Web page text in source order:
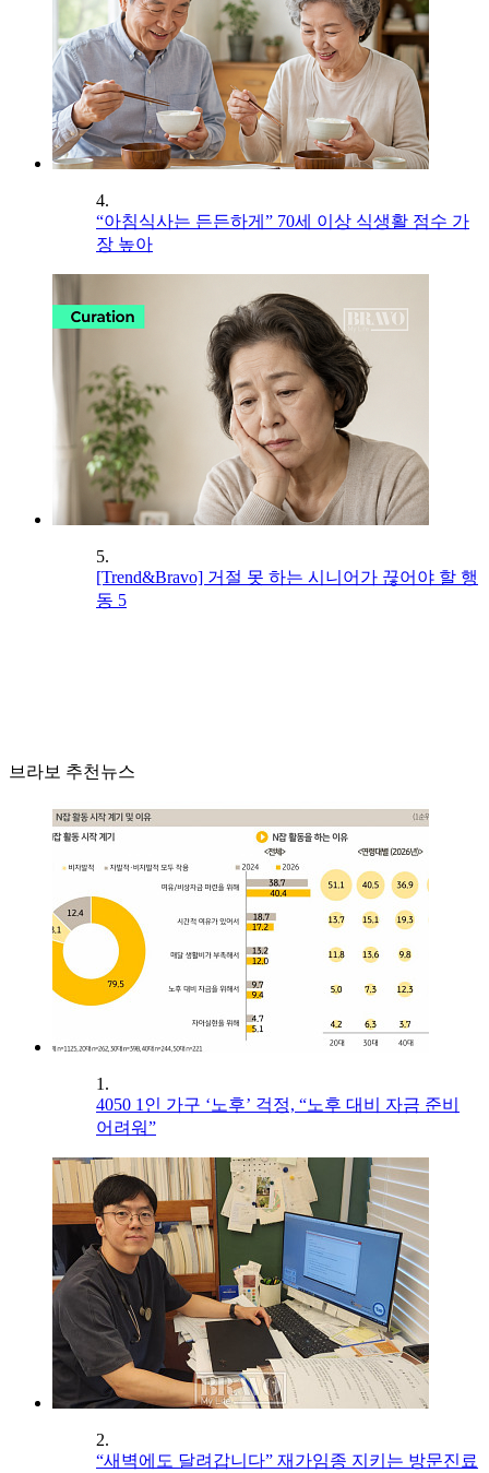
4.
“아침식사는 든든하게” 70세 이상 식생활 점수 가
장 높아
5.
[Trend&Bravo] 거절 못 하는 시니어가 끊어야 할 행
동 5
브라보 추천뉴스
1.
4050 1인 가구 ‘노후’ 걱정, “노후 대비 자금 준비
어려워”
2.
“새벽에도 달려갑니다” 재가임종 지키는 방문진료